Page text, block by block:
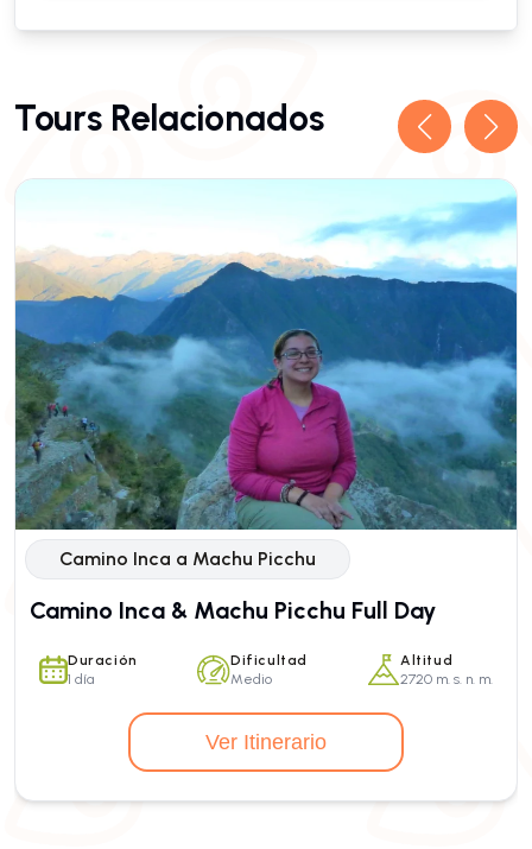
Tours Relacionados
Camino Inca a Machu Picchu
Camino Inca & Machu Picchu Full Day
Duración
1 día
Dificultad
Medio
Altitud
2720 m. s. n. m.
Ver Itinerario